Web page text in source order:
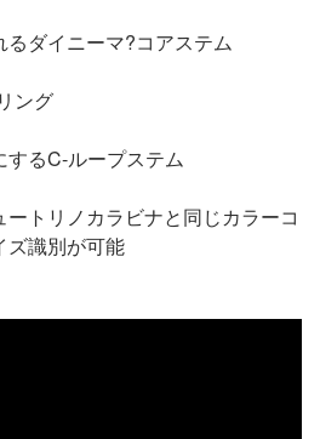
るダイニーマ?コアステム
ング
するC-ループステム
ートリノカラビナと同じカラーコ
ズ識別が可能